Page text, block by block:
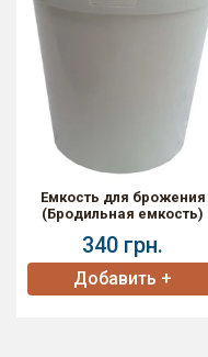
Емкость для брожения
(Бродильная емкость)
340 грн.
Добавить +